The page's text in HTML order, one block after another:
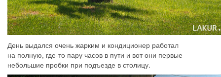
День выдался очень жарким и кондиционер работал
на полную, где-то пару часов в пути и вот они первые
небольшие пробки при подъезде в столицу.